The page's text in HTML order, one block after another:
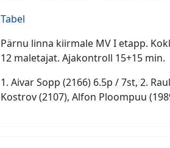
Tabel
Pärnu linna kiirmale MV I etapp.
12 maletajat. Ajakontroll 15+15 min.
1. Aivar Sopp (2166) 6.5p / 7st, 2. Raul
Kostrov (2107), Alfon Ploompuu